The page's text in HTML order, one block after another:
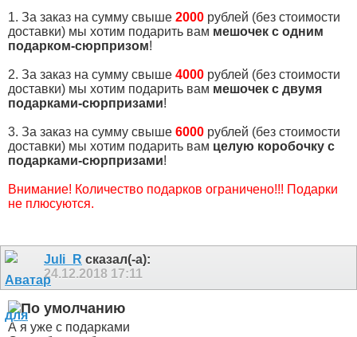
1. За заказ на сумму свыше 2000 рублей (без стоимости
доставки) мы хотим подарить вам мешочек с одним
подарком-сюрпризом!
2. За заказ на сумму свыше 4000 рублей (без стоимости
доставки) мы хотим подарить вам мешочек с двумя
подарками-сюрпризами!
3. За заказ на сумму свыше 6000 рублей (без стоимости
доставки) мы хотим подарить вам целую коробочку с
подарками-сюрпризами!
Внимание! Количество подарков ограничено!!! Подарки
не плюсуются.
Juli_R сказал(-а):
24.12.2018 17:11
А я уже с подарками